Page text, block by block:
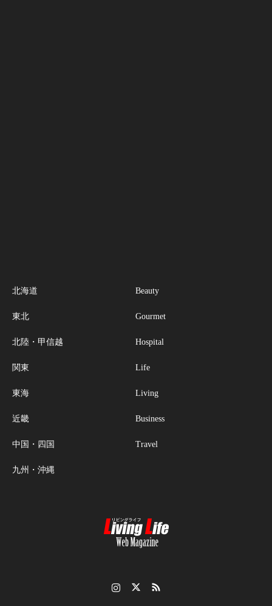
北海道
東北
北陸・甲信越
関東
東海
近畿
中国・四国
九州・沖縄
Beauty
Gourmet
Hospital
Life
Living
Business
Travel